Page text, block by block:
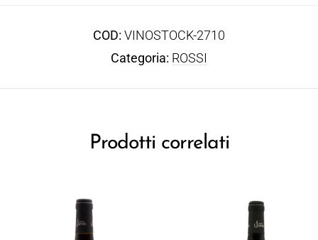
COD: VINOSTOCK-2710
Categoria: ROSSI
Prodotti correlati